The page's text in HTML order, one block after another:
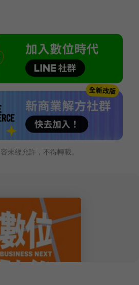
未經允許，不得轉載。